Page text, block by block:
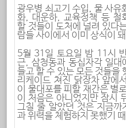
광우병 쇠고기 수입, 물 사유
화, 대운하, 교육정책 등 철
할 것들이 도처에 널려 있다
람들 사이에서 이미 상식이
5월 31일 토요일 밤 11시
근, 삼청동과 동십자각 일대
들고 할 수 있는 모든 것들을
리케이드 쳐진 닭장차 앞에
이 물대포를 피할 재간은 별
이 처음은 아니었지만 잠시
그칠 줄 알았던 것은 지금까
과 위력을 체험하지 못했기